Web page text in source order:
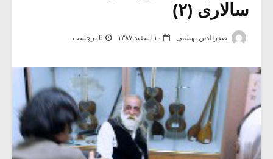
سالاری (۲)
صدرالدین بهشتی ۱۰ اسفند ۱۳۸۷ 6 برچسب -